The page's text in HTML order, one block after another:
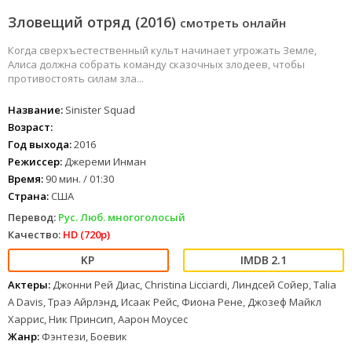
Зловещий отряд (2016) смотреть онлайн
Когда сверхъестественный культ начинает угрожать Земле,
Алиса должна собрать команду сказочных злодеев, чтобы
противостоять силам зла...
Название: Sinister Squad
Возраст:
Год выхода:2016
Режиссер: Джереми Инман
Время: 90 мин. / 01:30
Страна: США
Перевод: Рус. Люб. многоголосый
Качество: HD (720p)
2.1
Актеры: Джонни Рей Диас, Christina Licciardi, Линдсей Сойер, Talia
A Davis, Траэ Айрлэнд, Исаак Рейс, Фиона Рене, Джозеф Майкл
Харрис, Ник Принсип, Аарон Моусес
Жанр: Фэнтези, Боевик